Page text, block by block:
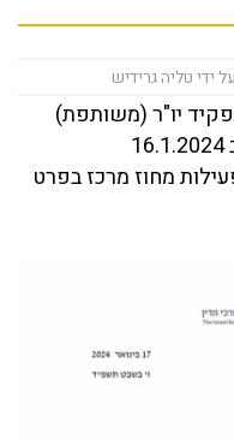
על ידי טליה גרידיש
יו"ר (משותפת)
מחוז מרכז בפרט